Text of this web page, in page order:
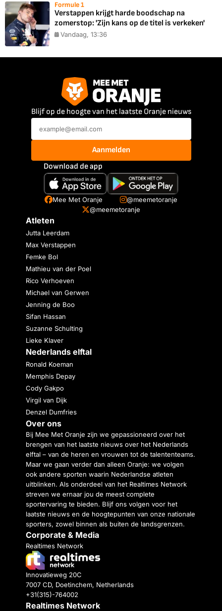
Formule 1
Verstappen krijgt harde boodschap na
zomerstop: 'Zijn kans op de titel is verkeken'
Vandaag, 13:36
Blijf op de hoogte van het laatste Oranje nieuws
Aanmelden
Download de app
Mee Met Oranje
@meemetoranje
@meemetoranje
Atleten
Jutta Leerdam
Max Verstappen
Femke Bol
Mathieu van der Poel
Rico Verhoeven
Michael van Gerwen
Jenning de Boo
Sifan Hassan
Suzanne Schulting
Lieke Klaver
Nederlands elftal
Ronald Koeman
Memphis Depay
Cody Gakpo
Virgil van Dijk
Denzel Dumfries
Over ons
Bij Mee Met Oranje zijn we gepassioneerd over het
brengen van het laatste nieuws over het Nederlands
elftal – van de heren en vrouwen tot de talententeams.
Maar we gaan verder dan alleen Oranje: we volgen
ook andere sporten waarin Nederlandse atleten
uitblinken. Als onderdeel van het Realtimes Network
streven we ernaar jou de meest complete
sportervaring te bieden. Blijf ons volgen voor het
laatste nieuws en de hoogtepunten van onze nationale
sporters, zowel binnen als buiten de landsgrenzen.
Corporate & Media
Realtimes Network
Innovatieweg 20C
7007 CD, Doetinchem, Netherlands
+31(315)-764002
Realtimes Network